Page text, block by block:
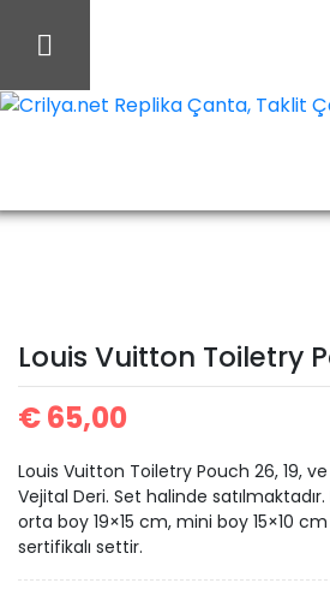
Pouch
Louis Vuitton Toiletry
€65,00
Louis Vuitton Toiletry Pouch 26, 19, ve
Vejital Deri. Set halinde
orta boy 19×15 cm, mini boy 15×10
sertifikalı settir.